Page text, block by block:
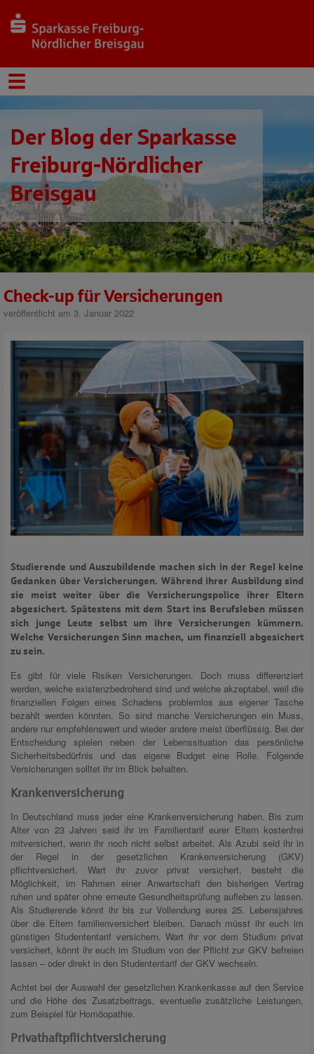
Der Blog der Sparkasse
Freiburg-Nördlicher
Breisgau
Check-up für Versicherungen
veröffentlicht am 3. Januar 2022
Studierende und Auszubildende machen sich in der Regel keine
Gedanken über Versicherungen. Während ihrer Ausbildung sind
sie meist weiter über die Versicherungspolice ihrer Eltern
abgesichert. Spätestens mit dem Start ins Berufsleben müssen
sich junge Leute selbst um ihre Versicherungen kümmern.
Welche Versicherungen Sinn machen, um finanziell abgesichert
zu sein.
Es gibt für viele Risiken Versicherungen. Doch muss differenziert
werden, welche existenzbedrohend sind und welche akzeptabel, weil die
finanziellen Folgen eines Schadens problemlos aus eigener Tasche
bezahlt werden könnten. So sind manche Versicherungen ein Muss,
andere nur empfehlenswert und wieder andere meist überflüssig. Bei der
Entscheidung spielen neben der Lebenssituation das persönliche
Sicherheitsbedürfnis und das eigene Budget eine Rolle. Folgende
Versicherungen solltet ihr im Blick behalten.
Krankenversicherung
In Deutschland muss jeder eine Krankenversicherung haben. Bis zum
Alter von 23 Jahren seid ihr im Familientarif eurer Eltern kostenfrei
mitversichert, wenn ihr noch nicht selbst arbeitet. Als Azubi seid ihr in
der Regel in der gesetzlichen Krankenversicherung (GKV)
pflichtversichert. Wart ihr zuvor privat versichert, besteht die
Möglichkeit, im Rahmen einer Anwartschaft den bisherigen Vertrag
ruhen und später ohne erneute Gesundheitsprüfung aufleben zu lassen.
Als Studierende könnt ihr bis zur Vollendung eures 25. Lebensjahres
über die Eltern familienversichert bleiben. Danach müsst ihr euch im
günstigen Studententarif versichern. Wart ihr vor dem Studium privat
versichert, könnt ihr euch im Studium von der Pflicht zur GKV befreien
lassen – oder direkt in den Studententarif der GKV wechseln.
Achtet bei der Auswahl der gesetzlichen Krankenkasse auf den Service
und die Höhe des Zusatzbeitrags, eventuelle zusätzliche Leistungen,
zum Beispiel für Homöopathie.
Privathaftpflichtversicherung